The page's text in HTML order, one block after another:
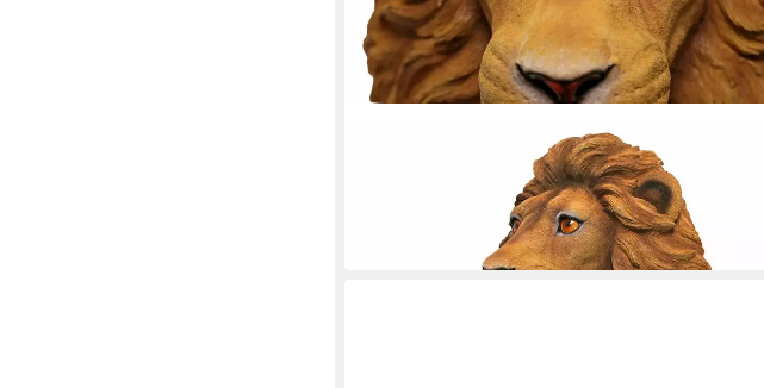
CASA COLLECTION BY JÄNIG
Tierfigur Löwenkopf "Wandhänger"
in 7-9 Werktagen bei dir